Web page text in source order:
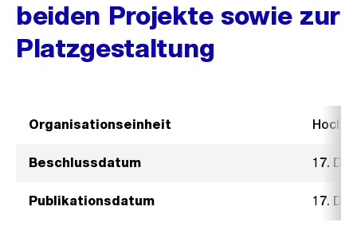
beiden Projekte sowie zur
Platzgestaltung
Organisationseinheit
Beschlussdatum 17.
Publikationsdatum 17.